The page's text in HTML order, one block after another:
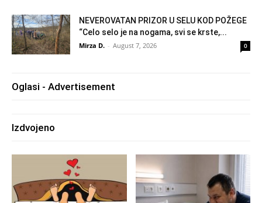
NEVEROVATAN PRIZOR U SELU KOD POŽEGE
“Celo selo je na nogama, svi se krste,...
Mirza D. - August 7, 2026 0
Oglasi - Advertisement
Izdvojeno